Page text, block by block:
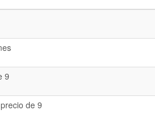
9
de 9